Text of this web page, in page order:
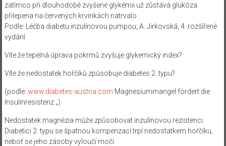
zatímco při dlouhodobě zvyšené glykémii už zůstává glukóza
přilepena na červených krvinkách natrvalo.
Podle: Léčba diabetu inzulínovou pumpou, A. Jirkovská, 4. rozšířené
vydání
Víte že tepelná úprava pokrmů zvyšuje glykemický index?
Víte že nedostatek hořčíků způsobuje diabetes 2. typu?
(podle: www.diabetes-austria.com Magnesiummangel fördert die
Insulinresistenz „)
Nedostatek magnézia může způsobovat inzulínovou rezistenci.
Diabetici 2. typu se špatnou kompenzací trpí nedostatkem hořčíku,
neboť se jeho zásoby vyloučí močí.